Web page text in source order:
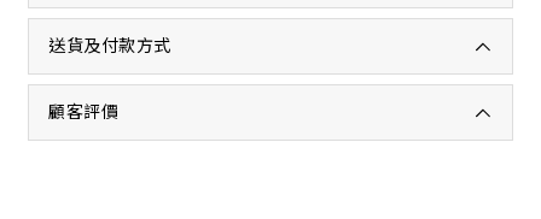
送貨及付款方式
顧客評價